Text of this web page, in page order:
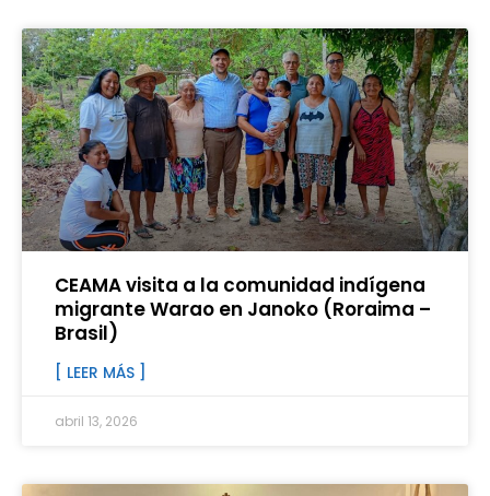
CEAMA visita a la comunidad indígena
migrante Warao en Janoko (Roraima –
Brasil)
[ LEER MÁS ]
abril 13, 2026